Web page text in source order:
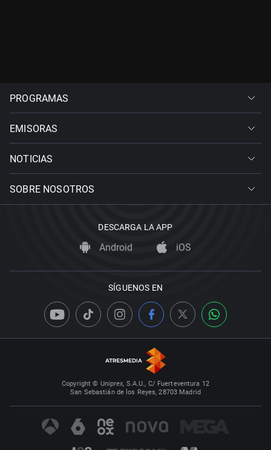
PROGRAMAS
EMISORAS
NOTICIAS
SOBRE NOSOTROS
DESCARGA LA APP
Android iOS
SÍGUENOS EN
Copyright © Uniprex, S.A.U., C/ Fuerteventura 12
San Sebastián de los Reyes, 28703 Madrid